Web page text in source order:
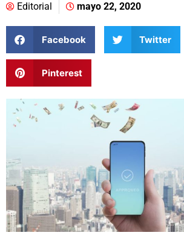
Editorial mayo 22, 2020
Facebook Twitter
Pinterest